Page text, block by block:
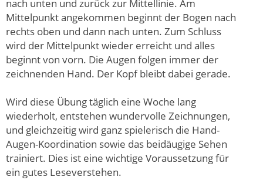
nach unten und zurück zur Mittellinie. Am
Mittelpunkt angekommen beginnt der Bogen nach
rechts oben und dann nach unten. Zum Schluss
wird der Mittelpunkt wieder erreicht und alles
beginnt von vorn. Die Augen folgen immer der
zeichnenden Hand. Der Kopf bleibt dabei gerade.
Wird diese Übung täglich eine Woche lang
wiederholt, entstehen wundervolle Zeichnungen,
und gleichzeitig wird ganz spielerisch die Hand-
Augen-Koordination sowie das beidäugige Sehen
trainiert. Dies ist eine wichtige Voraussetzung für
ein gutes Leseverstehen.